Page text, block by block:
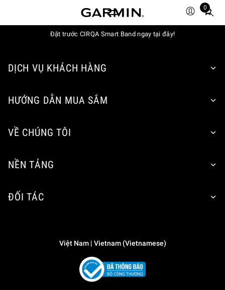
0
Total
items
Đặt trước CIRQA Smart Band ngay tại đây!
DỊCH VỤ KHÁCH HÀNG
HƯỚNG DẪN MUA SẮM
VỀ CHÚNG TÔI
NỀN TẢNG
ĐỐI TÁC
Việt Nam | Vietnam (Vietnamese)